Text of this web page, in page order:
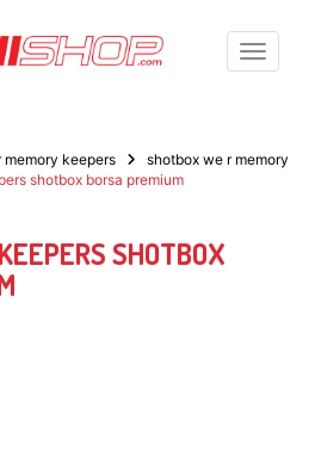
Toggle
memory keepers
shotbox we r memory
shotbox borsa premium
SHOTBOX